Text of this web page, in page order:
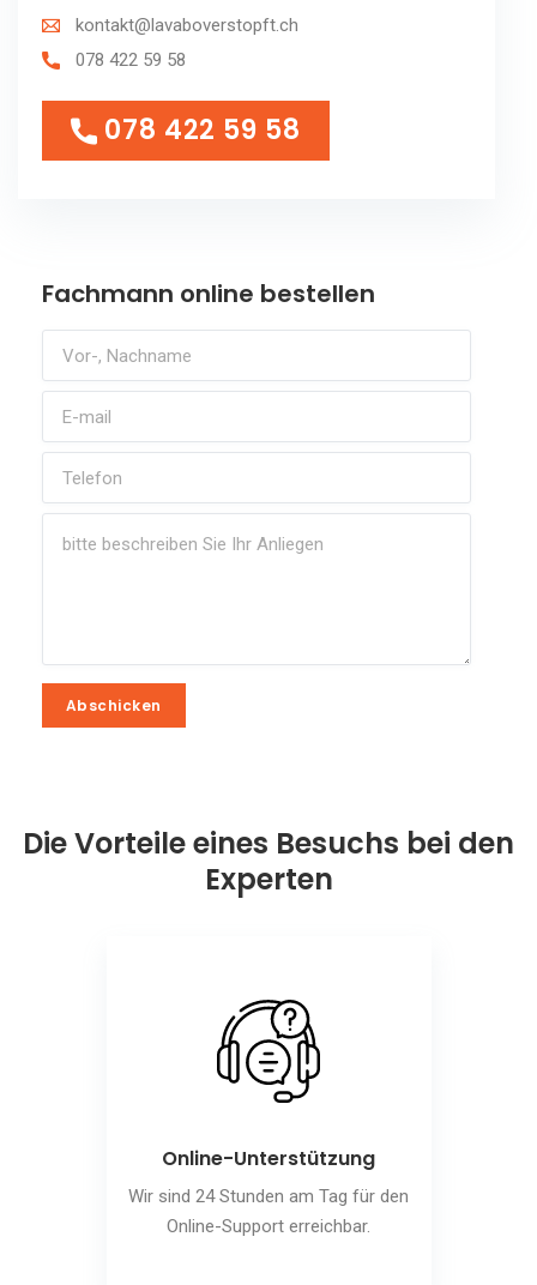
kontakt@lavaboverstopft.ch
078 422 59 58
078 422 59 58
078 422 59 58
Fachmann online bestellen
Abschicken
Abschicken
Die Vorteile eines Besuchs bei den
Experten
Online-Unterstützung
Wir sind 24 Stunden am Tag für den
Online-Support erreichbar.